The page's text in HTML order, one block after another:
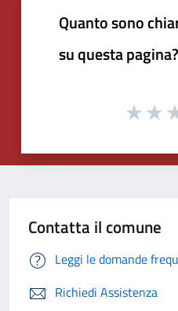
Quanto sono
su questa pagina?
Contatta il comune
Leggi le domande
Richiedi Assistenza